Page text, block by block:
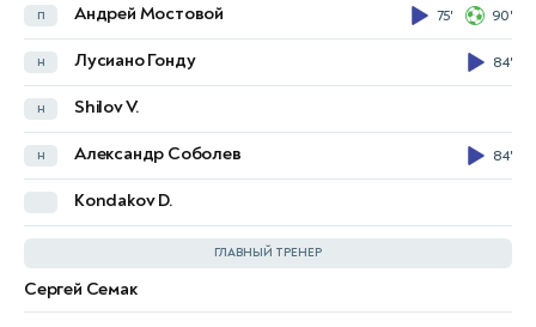
п Андрей Мостовой 75' 90'
н Лусиано Гонду 84'
н Shilov V.
н Александр Соболев 84'
Kondakov D.
ГЛАВНЫЙ ТРЕНЕР
Сергей Семак
п Артём Тимофеев
н Никита Салтыков
н Владислав Сарвели
Михаил Галактионов